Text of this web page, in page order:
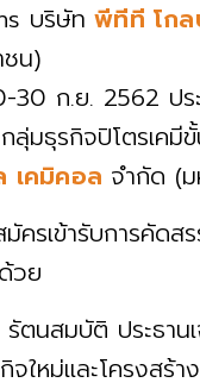
บริษัท พีทีที โก
น)
30 ก.ย. 2562 ปร
ลุ่มธุรกิจปิโตรเคมี
เคมิคอล จำกัด (
ครเข้ารับการคัดส
วย
ตนสมบัติ ประธาน
จใหม่และโครงสร้